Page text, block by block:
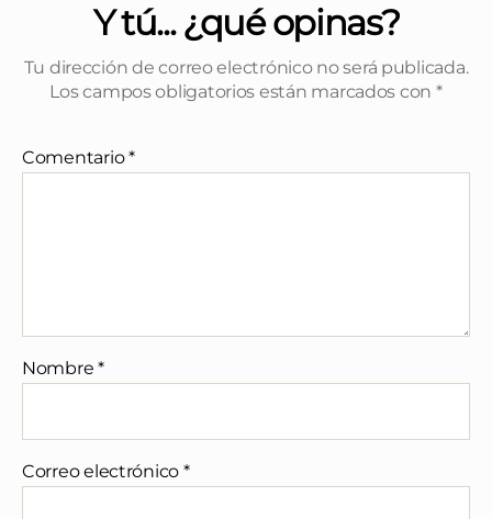
Y tú... ¿qué opinas?
Tu dirección de correo electrónico no será publicada.
Los campos obligatorios están marcados con *
Comentario*
Nombre*
Correo electrónico *